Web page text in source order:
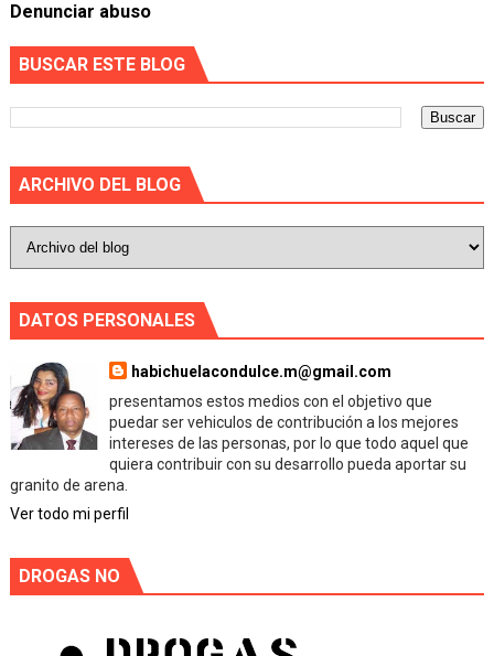
Denunciar abuso
BUSCAR ESTE BLOG
ARCHIVO DEL BLOG
DATOS PERSONALES
habichuelacondulce.m@gmail.com
presentamos estos medios con el objetivo que
puedar ser vehiculos de contribución a los mejores
intereses de las personas, por lo que todo aquel que
quiera contribuir con su desarrollo pueda aportar su
granito de arena.
Ver todo mi perfil
DROGAS NO